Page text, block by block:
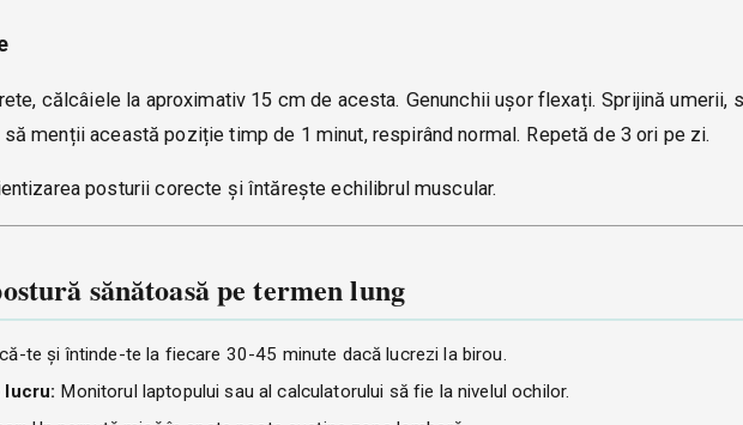
călcâiele la aproximativ 15 cm de acesta. Genunchii ușor flexați. Sprijină umerii,
menții această poziție timp de 1 minut, respirând normal. Repetă de 3 ori pe zi.
posturii corecte și întărește echilibrul muscular.
sănătoasă pe termen lung
te și întinde-te la fiecare 30-45 minute dacă lucrezi la birou.
lucru: Monitorul laptopului sau al calculatorului să fie la nivelul ochilor.